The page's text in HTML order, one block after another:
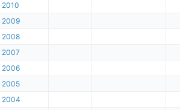
2010
2009
2008
2007
2006
2005
2004